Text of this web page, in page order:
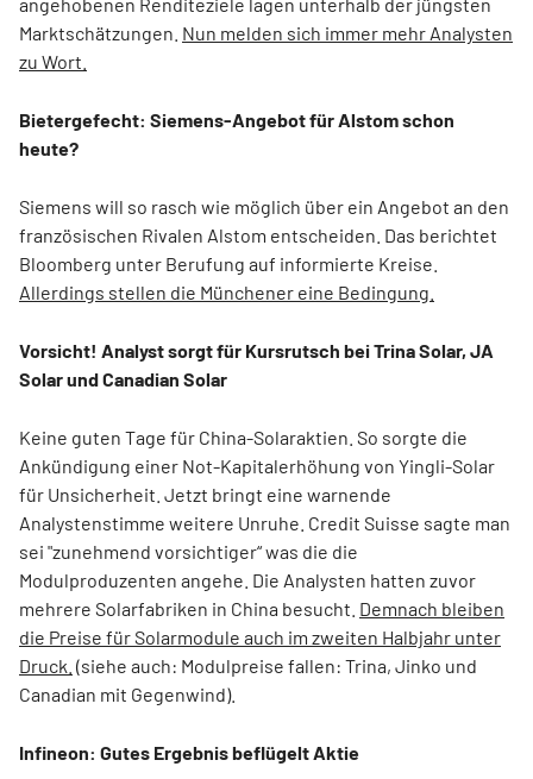
angehobenen Renditeziele lagen unterhalb der jüngsten
Marktschätzungen. Nun melden sich immer mehr Analysten
zu Wort.
Bietergefecht: Siemens-Angebot für Alstom schon
heute?
Siemens will so rasch wie möglich über ein Angebot an den
französischen Rivalen Alstom entscheiden. Das berichtet
Bloomberg unter Berufung auf informierte Kreise.
Allerdings stellen die Münchener eine Bedingung.
Vorsicht! Analyst sorgt für Kursrutsch bei Trina Solar, JA
Solar und Canadian Solar
Keine guten Tage für China-Solaraktien. So sorgte die
Ankündigung einer Not-Kapitalerhöhung von Yingli-Solar
für Unsicherheit. Jetzt bringt eine warnende
Analystenstimme weitere Unruhe. Credit Suisse sagte man
sei "zunehmend vorsichtiger“ was die die
Modulproduzenten angehe. Die Analysten hatten zuvor
mehrere Solarfabriken in China besucht. Demnach bleiben
die Preise für Solarmodule auch im zweiten Halbjahr unter
Druck. (siehe auch: Modulpreise fallen: Trina, Jinko und
Canadian mit Gegenwind).
Infineon: Gutes Ergebnis beflügelt Aktie